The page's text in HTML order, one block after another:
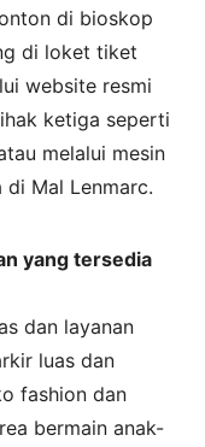
di bioskop
di loket tiket
website resmi
ketiga seperti
melalui mesin
Mal Lenmarc.
yang tersedia
dan layanan
luas dan
fashion dan
bermain anak-